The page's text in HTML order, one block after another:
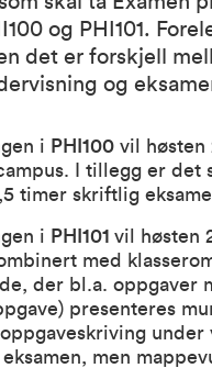
og PHI101.
det er forskjell
og
i PHI100 vil høsten
I tillegg er det
timer skriftlig
i PHI101 vil høsten
med
der bl.a. oppgaver
presenteres
under
men